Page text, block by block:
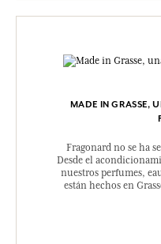
MADE IN GRASSE,
Fragonard no se ha
Desde el
nuestros perfumes,
están hechos en